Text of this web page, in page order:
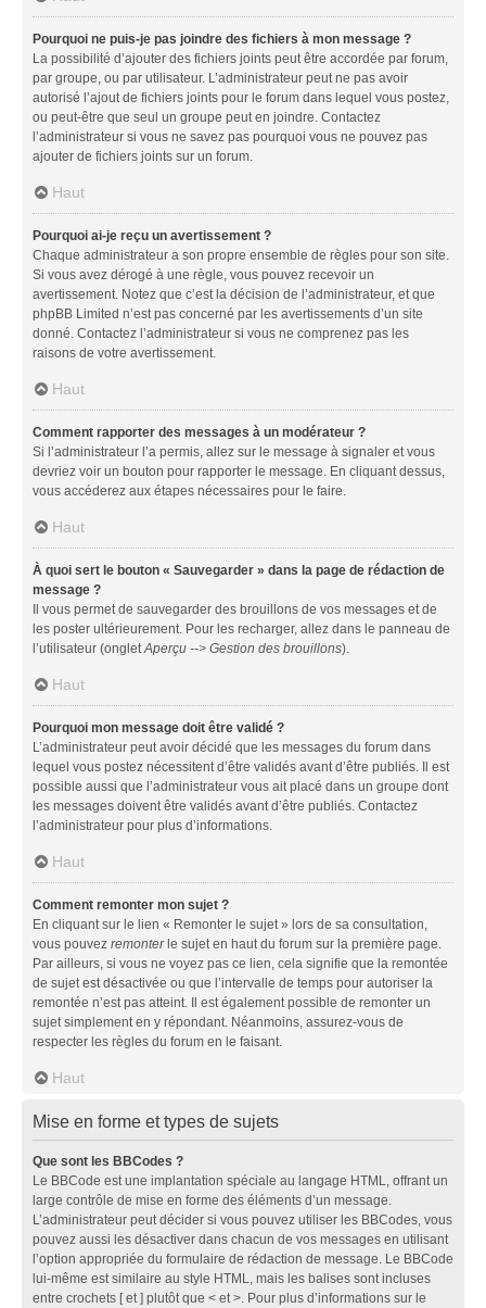
Pourquoi ne puis-je pas joindre des fichiers à mon message ?
La possibilité d’ajouter des fichiers joints peut être accordée par forum,
par groupe, ou par utilisateur. L’administrateur peut ne pas avoir
autorisé l’ajout de fichiers joints pour le forum dans lequel vous postez,
ou peut-être que seul un groupe peut en joindre. Contactez
l’administrateur si vous ne savez pas pourquoi vous ne pouvez pas
ajouter de fichiers joints sur un forum.
Haut
Pourquoi ai-je reçu un avertissement ?
Chaque administrateur a son propre ensemble de règles pour son site.
Si vous avez dérogé à une règle, vous pouvez recevoir un
avertissement. Notez que c’est la décision de l’administrateur, et que
phpBB Limited n’est pas concerné par les avertissements d’un site
donné. Contactez l’administrateur si vous ne comprenez pas les
raisons de votre avertissement.
Haut
Comment rapporter des messages à un modérateur ?
Si l’administrateur l’a permis, allez sur le message à signaler et vous
devriez voir un bouton pour rapporter le message. En cliquant dessus,
vous accéderez aux étapes nécessaires pour le faire.
Haut
À quoi sert le bouton « Sauvegarder » dans la page de rédaction de
message ?
Il vous permet de sauvegarder des brouillons de vos messages et de
les poster ultérieurement. Pour les recharger, allez dans le panneau de
l’utilisateur (ongletAperçu --> Gestion des brouillons).
Haut
Pourquoi mon message doit être validé ?
L’administrateur peut avoir décidé que les messages du forum dans
lequel vous postez nécessitent d’être validés avant d’être publiés. Il est
possible aussi que l’administrateur vous ait placé dans un groupe dont
les messages doivent être validés avant d’être publiés. Contactez
l’administrateur pour plus d’informations.
Haut
Comment remonter mon sujet ?
En cliquant sur le lien « Remonter le sujet » lors de sa consultation,
vous pouvez remonterle sujet en haut du forum sur la première page.
Par ailleurs, si vous ne voyez pas ce lien, cela signifie que la remontée
de sujet est désactivée ou que l’intervalle de temps pour autoriser la
remontée n’est pas atteint. Il est également possible de remonter un
sujet simplement en y répondant. Néanmoins, assurez-vous de
respecter les règles du forum en le faisant.
Haut
Mise en forme et types de sujets
Que sont les BBCodes ?
Le BBCode est une implantation spéciale au langage HTML, offrant un
large contrôle de mise en forme des éléments d’un message.
L’administrateur peut décider si vous pouvez utiliser les BBCodes, vous
pouvez aussi les désactiver dans chacun de vos messages en utilisant
l’option appropriée du formulaire de rédaction de message. Le BBCode
lui-même est similaire au style HTML, mais les balises sont incluses
entre crochets [ et ] plutôt que < et >. Pour plus d’informations sur le